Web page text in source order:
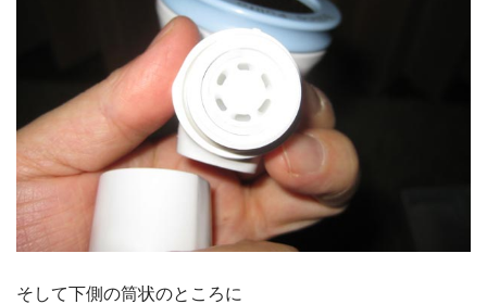
そして下側の筒状のところに